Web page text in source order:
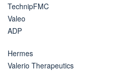
TechnipFMC
Valeo
ADP
Hermes
Valerio Therapeutics